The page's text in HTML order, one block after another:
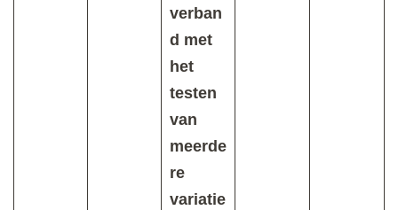
verban
d met
het
testen
van
meerde
re
variatie